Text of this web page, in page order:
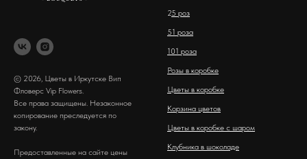
© 2026, Цветы в Иркутске Вип
Фловерс Vip Flowers.
Все права защищены. Незаконное
копирование преследуется по
закону.
Предоставленные на сайте цены
25 роз
51 роза
101 роза
Розы в коробке
Цветы в коробке
Корзина цветов
Цветы в коробке с шаром
Клубника в шоколаде